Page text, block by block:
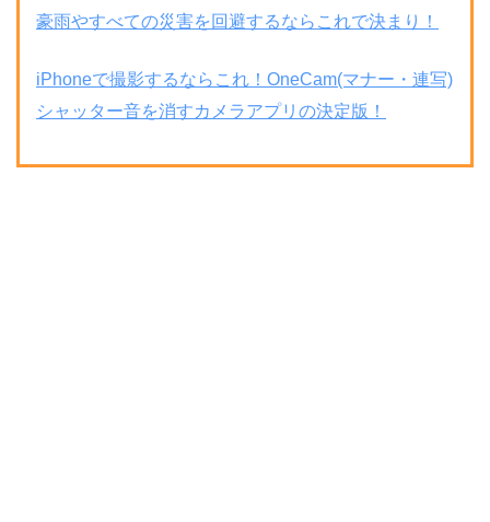
豪雨やすべての災害を回避するならこれで決まり！
iPhoneで撮影するならこれ！OneCam(マナー・連写)
シャッター音を消すカメラアプリの決定版！